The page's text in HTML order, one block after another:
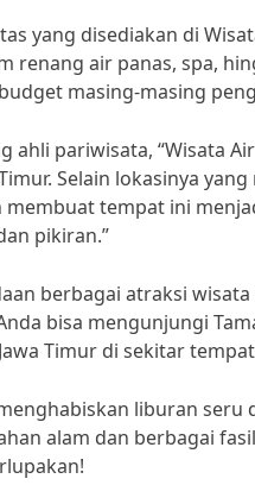
yang disediakan di
renang air panas, spa,
masing-masing
ahli pariwisata, “Wisata
Selain lokasinya
tempat ini
pikiran.”
berbagai atraksi
bisa mengunjungi
Timur di sekitar
liburan seru
alam dan berbagai